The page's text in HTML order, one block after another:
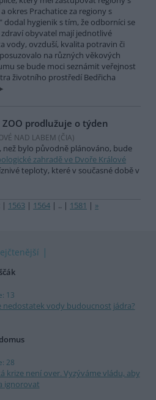
okres Prachatice za regiony s
hygienik s tím, že odborníci se
obyvatel mají jednotlivé
vody, ovzduší, kvalita potravin či
na různých věkových
se bude moci seznámit veřejnost
životního prostředí Bedřicha
prodlužuje o týden
NAD LABEM (ČIA)
než bylo původně plánováno, bude
zahradě ve Dvoře Králové
teploty, které v současné době v
| 1563 | 1564 | .. | 1581 | »
13
nedostatek vody budoucnost jádra?
28
krize není over. Vyzýváme vládu, aby
ignorovat